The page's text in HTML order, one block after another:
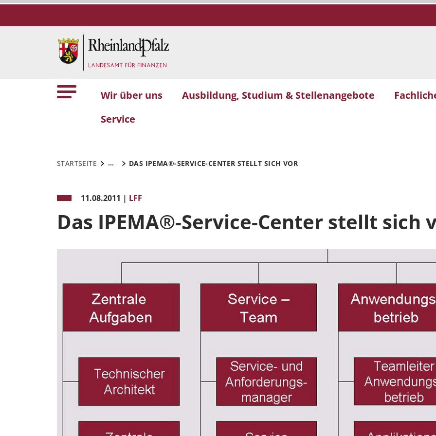
Wir über uns Ausbildung, Studium & Stellenangebote
Service
STARTSEITE ... DAS IPEMA®-SERVICE-CENTER STELLT SICH VOR
11.08.2011 | LFF
Das IPEMA®-Service-Center stellt sich